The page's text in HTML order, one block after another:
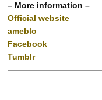
– More information –
Official website
ameblo
Facebook
Tumblr